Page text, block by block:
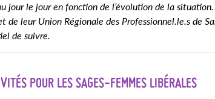
jour le jour en fonction de l’évolution de la
leur Union Régionale des Professionnel.le.s de
de suivre.
POUR LES SAGES-FEMMES LIBÉRALES